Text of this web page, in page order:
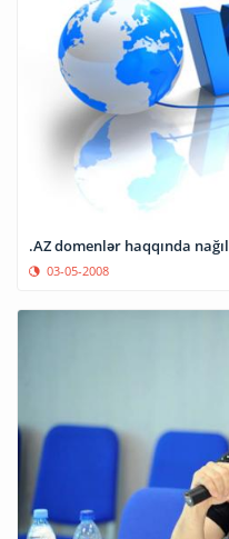
.AZ domenlər haqqında nağıl
03-05-2008